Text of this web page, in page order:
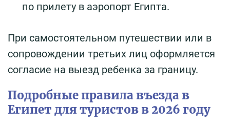
по прилету в аэропорт Египта.
При самостоятельном путешествии или в
сопровождении третьих лиц оформляется
согласие на выезд ребенка за границу.
Подробные правила въезда в
Египет для туристов в 2026 году